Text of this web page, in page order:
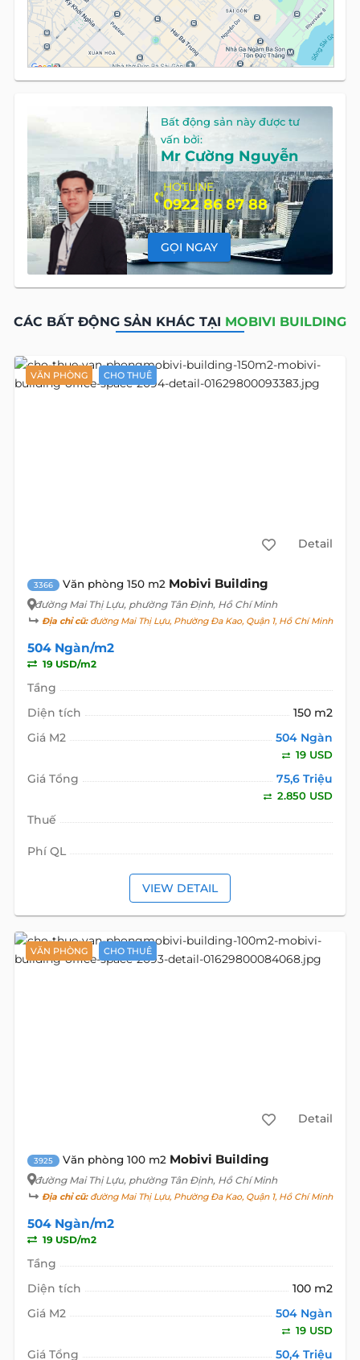
Bất động sản này được tư
vấn bởi:
Mr Cường Nguyễn
HOTLINE
0922 86 87 88
GỌI NGAY
CÁC BẤT ĐỘNG SẢN KHÁC TẠI MOBIVI BUILDING
VĂN PHÒNG CHO THUÊ
Detail
3366 Văn phòng 150 m2 Mobivi Building
đường Mai Thị Lựu, phường Tân Định, Hồ Chí Minh
Địa chỉ cũ:đường Mai Thị Lựu, Phường Đa Kao, Quận 1, Hồ Chí Minh
504 Ngàn/m2
19 USD/m2
Tầng
Diện tích
150 m2
Giá M2
504 Ngàn
19 USD
Giá Tổng 75,6 Triệu
2.850 USD
Thuế
Phí QL
VIEW DETAIL
VĂN PHÒNG CHO THUÊ
Detail
3925 Văn phòng 100 m2 Mobivi Building
đường Mai Thị Lựu, phường Tân Định, Hồ Chí Minh
Địa chỉ cũ:đường Mai Thị Lựu, Phường Đa Kao, Quận 1, Hồ Chí Minh
504 Ngàn/m2
19 USD/m2
Tầng
Diện tích
100 m2
Giá M2
504 Ngàn
19 USD
Giá Tổng 50,4 Triệu